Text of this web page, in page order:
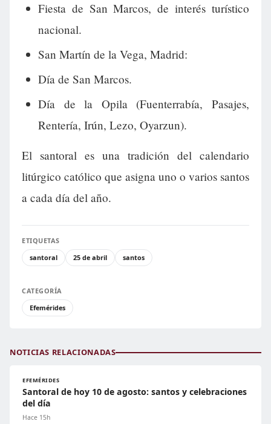
Fiesta de San Marcos, de interés turístico
nacional.
San Martín de la Vega, Madrid:
Día de San Marcos.
Día de la Opila (Fuenterrabía, Pasajes,
Rentería, Irún, Lezo, Oyarzun).
El santoral es una tradición del calendario
litúrgico católico que asigna uno o varios santos
a cada día del año.
ETIQUETAS
santoral
25 de abril santos
CATEGORÍA
Efemérides
NOTICIAS RELACIONADAS
EFEMÉRIDES
Santoral de hoy 10 de agosto: santos y celebraciones
del día
Hace 15h